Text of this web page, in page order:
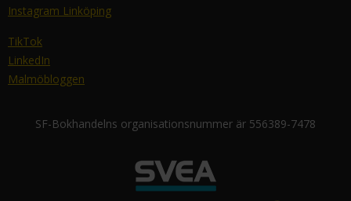
Instagram Linköping
TikTok
LinkedIn
Malmöbloggen
SF-Bokhandelns organisationsnummer är 556389-7478